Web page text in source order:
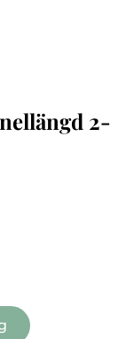
2-
2-pack